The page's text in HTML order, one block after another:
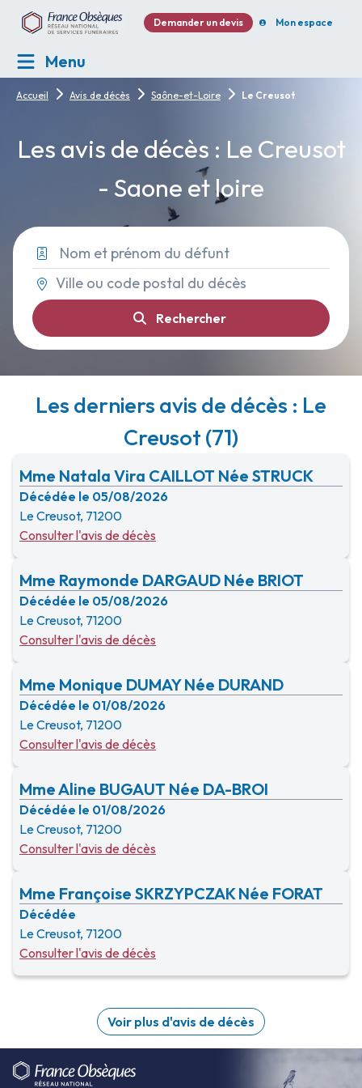
Demander un devis Mon espace
Menu
Accueil Avis de décès Saône-et-Loire Le Creusot
Les avis de décès : Le Creusot
- Saone et loire
Rechercher
Les derniers avis de décès : Le
Creusot (71)
Mme Natala Vira CAILLOT Née STRUCK
Décédée le 05/08/2026
Le Creusot, 71200
Consulter l'avis de décès
Mme Raymonde DARGAUD Née BRIOT
Décédée le 05/08/2026
Le Creusot, 71200
Consulter l'avis de décès
Mme Monique DUMAY Née DURAND
Décédée le 01/08/2026
Le Creusot, 71200
Consulter l'avis de décès
Mme Aline BUGAUT Née DA-BROI
Décédée le 01/08/2026
Le Creusot, 71200
Consulter l'avis de décès
Mme Françoise SKRZYPCZAK Née FORAT
Décédée
Le Creusot, 71200
Consulter l'avis de décès
Voir plus d'avis de décès